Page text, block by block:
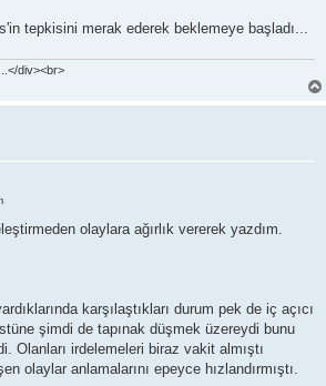
tepkisini merak ederek beklemeye başladı...
div><br>
olaylara ağırlık vererek yazdım.
karşılaştıkları durum pek de iç açıcı
şimdi de tapınak düşmek üzereydi bunu
Olanları irdelemeleri biraz vakit almıştı
olaylar anlamalarını epeyce hızlandırmıştı.